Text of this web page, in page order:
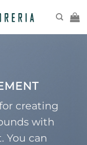
creating
with
You can